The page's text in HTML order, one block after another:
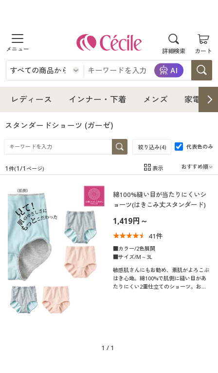
詳細検索 カート
商品を探す
レディース
レディースファッション
女性下着
インナー・下着
インナー・下着通販すべて
女性下着
メンズ下着
ジュニア・ティーンズ下着
メンズ
メンズ通販すべて
メンズファッション
メンズ下着
家電・雑貨
家電・雑貨すべて
家電
キッチン・雑貨・日用品
寝具・インテリア・家具
寝具・インテリア・家具通販すべて
家具・収納
寝具・ベッド
カーテン・ラグ・ファブリック
美容・健康
美容・健康通販すべて
美容・健康・サプリメント
制服・スクール
制服・スクールすべて
制服・学生服
ジュニア・ティーンズ下着
大きいサイズ
大きいサイズ通販すべて
大きいサイズ レディース服
バーゲン
バーゲンセール
詳細検索
レディース インナー・下着 メンズ 家電・
スタンダードショーツ (ガーゼ)
絞り込み(4) 代表色のみ
在庫 在庫のある商品のみ表示
カテゴリ
口コミ
(4〜4.9)
レディースサ
イズ
M
1 件(1/1 ページ) 表示
綿100%縫い目が当たりにくいシ
ョーツ(はきこみ丈スタンダード)
1,419円～
41件
■カラー/2色展開
■サイズ/M～3L
敏感肌さんにもお勧め、素肌がよろこぶ
はき心地。綿100%で肌側に縫い目があ
たりにくい2重仕立てのショーツ。お客
1 / 1